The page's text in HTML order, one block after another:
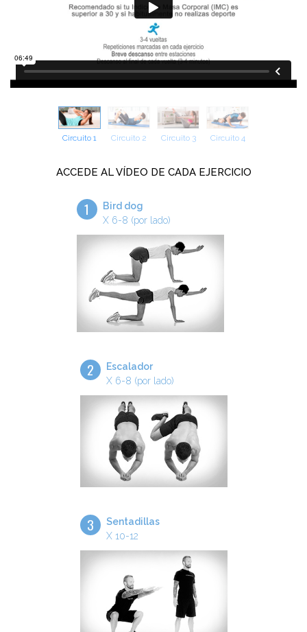
Circuito 1 Circuito 2 Circuito 3 Circuito 4
ACCEDE AL VÍDEO DE CADA EJERCICIO
1
Bird dog
X 6-8 (por lado)
2
Escalador
X 6-8 (por lado)
3
Sentadillas
X 10-12